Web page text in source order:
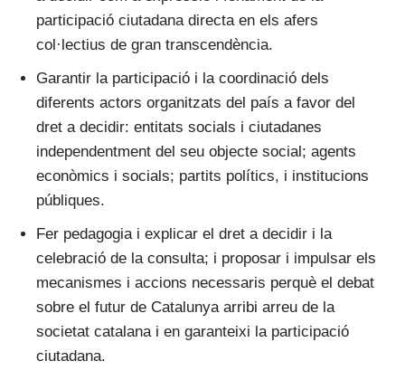
participació ciutadana directa en els afers
col·lectius de gran transcendència.
Garantir la participació i la coordinació dels
diferents actors organitzats del país a favor del
dret a decidir: entitats socials i ciutadanes
independentment del seu objecte social; agents
econòmics i socials; partits polítics, i institucions
públiques.
Fer pedagogia i explicar el dret a decidir i la
celebració de la consulta; i proposar i impulsar els
mecanismes i accions necessaris perquè el debat
sobre el futur de Catalunya arribi arreu de la
societat catalana i en garanteixi la participació
ciutadana.